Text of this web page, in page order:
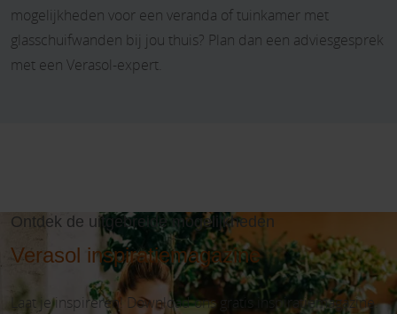
mogelijkheden voor een veranda of tuinkamer met
glasschuifwanden bij jou thuis? Plan dan een adviesgesprek
met een Verasol-expert.
Ontdek de uitgebreide mogelijkheden
Verasol inspiratiemagazine
Laat je inspireren! Download ons gratis inspiratiemagazine.